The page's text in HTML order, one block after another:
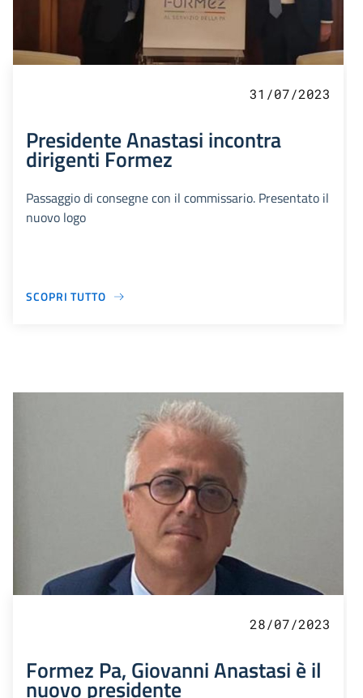
31/07/2023
Presidente Anastasi incontra
dirigenti Formez
Passaggio di consegne con il commissario. Presentato il
nuovo logo
SCOPRI TUTTO
28/07/2023
Formez Pa, Giovanni Anastasi è il
nuovo presidente